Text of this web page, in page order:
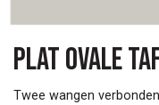
Plat ovale
Twee wangen